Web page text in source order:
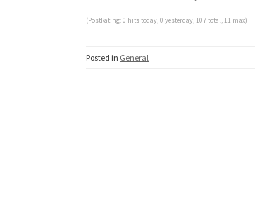
(PostRating: 0 hits today, 0 yesterday, 107 total, 11 max)
Posted in General